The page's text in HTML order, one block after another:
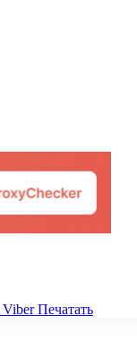
Viber Печатать